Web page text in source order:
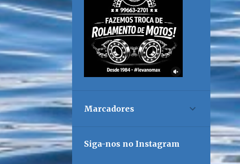
Marcadores
Siga-nos no Instagram